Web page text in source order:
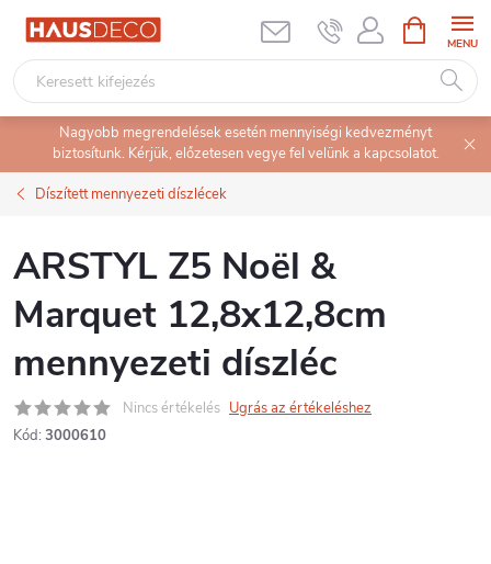
Ugrás
tartalomhoz
KOSÁR
Nagyobb megrendelések esetén mennyiségi kedvezményt
biztosítunk. Kérjük, előzetesen vegye fel velünk a kapcsolatot.
Díszített mennyezeti díszlécek
ARSTYL Z5 Noël &
Marquet 12,8x12,8cm
mennyezeti díszléc
Nincs értékelés Ugrás az értékeléshez
Kód: 3000610